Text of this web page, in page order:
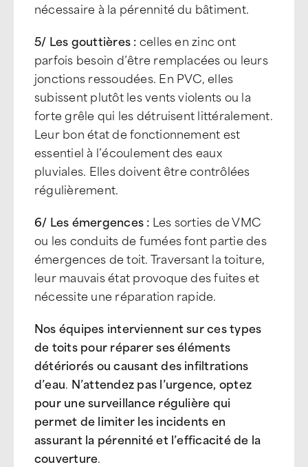
nécessaire à la pérennité du bâtiment.
5/ Les gouttières :celles en zinc ont
parfois besoin d’être remplacées ou leurs
jonctions ressoudées. En PVC, elles
subissent plutôt les vents violents ou la
forte grêle qui les détruisent littéralement.
Leur bon état de fonctionnement est
essentiel à l’écoulement des eaux
pluviales. Elles doivent être contrôlées
régulièrement.
6/ Les émergences : Les sorties de VMC
ou les conduits de fumées font partie des
émergences de toit. Traversant la toiture,
leur mauvais état provoque des fuites et
nécessite une réparation rapide.
Nos équipes interviennent sur ces types
de toits pour réparer ses éléments
détériorés ou causant des infiltrations
d’eau. N’attendez pas l’urgence, optez
pour une surveillance régulière qui
permet de limiter les incidents en
assurant la pérennité et l’efficacité de la
couverture.